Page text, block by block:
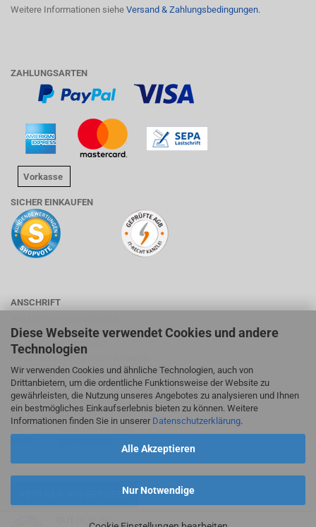
Diese Webseite verwendet Cookies und andere
Technologien
Wir verwenden Cookies und ähnliche Technologien, auch von
Drittanbietern, um die ordentliche Funktionsweise der Website zu
gewährleisten, die Nutzung unseres Angebotes zu analysieren und Ihnen
ein bestmögliches Einkaufserlebnis bieten zu können. Weitere
Informationen finden Sie in unserer Datenschutzerklärung.
Alle Akzeptieren
Nur Notwendige
Weitere Informationen siehe Versand & Zahlungsbedingungen.
ZAHLUNGSARTEN
Vorkasse
SICHER EINKAUFEN
ANSCHRIFT
Suhlweg 24, 74595 Langenburg
Telefon: 07905/9403417
E-Mail:shop@holdreich-sanitaer.de
ÖFFNUNGSZEITEN FACHMARKT
Mo - Fr
9-12:30 Uhr
Mo, Di, Do
14-18 Uhr
Sa
nach Vereinbarung
VERTRAG WIDERRUFEN
(4.36 / 5)